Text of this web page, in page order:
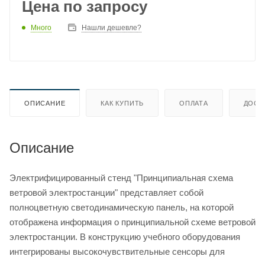
Цена по запросу
Много Нашли дешевле?
ОПИСАНИЕ КАК КУПИТЬ ОПЛАТА
Описание
Электрифицированный стенд "Принципиальная схема
ветровой электростанции" представляет собой
полноцветную светодинамическую панель, на которой
отображена информация о принципиальной схеме ветровой
электростанции. В конструкцию учебного оборудования
интегрированы высокочувствительные сенсоры для